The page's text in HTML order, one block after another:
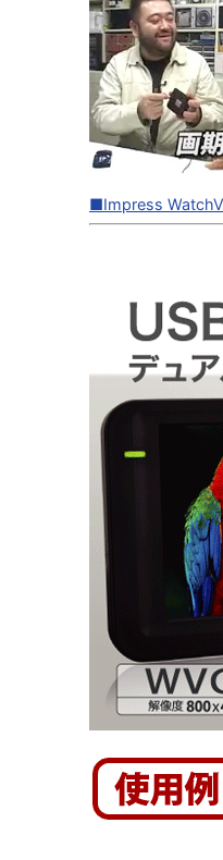
■Impress